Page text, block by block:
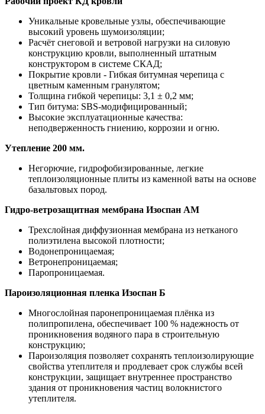
Уникальные кровельные узлы, обеспечивающие
высокий уровень шумоизоляции;
Расчёт снеговой и ветровой нагрузки на силовую
конструкцию кровли, выполненный штатным
конструктором в системе СКАД;
Покрытие кровли - Гибкая битумная черепица с
цветным каменным гранулятом;
Толщина гибкой черепицы: 3,1 ± 0,2 мм;
Тип битума: SBS-модифицированный;
Высокие эксплуатационные качества:
неподверженность гниению, коррозии и огню.
Утепление 200 мм.
Негорючие, гидрофобизированные, легкие
теплоизоляционные плиты из каменной ваты на основе
базальтовых пород.
Гидро-ветрозащитная мембрана Изоспан АМ
Трехслойная диффузионная мембрана из нетканого
полиэтилена высокой плотности;
Водонепроницаемая;
Ветронепроницаемая;
Паропроницаемая.
Пароизоляционная пленка Изоспан Б
Многослойная паронепроницаемая плёнка из
полипропилена, обеспечивает 100 % надежность от
проникновения водяного пара в строительную
конструкцию;
Пароизоляция позволяет сохранять теплоизолирующие
свойства утеплителя и продлевает срок службы всей
конструкции, защищает внутреннее пространство
здания от проникновения частиц волокнистого
утеплителя.